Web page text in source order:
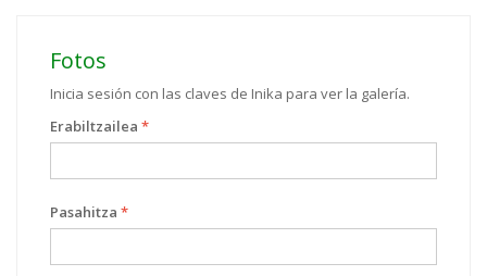
Fotos
Inicia sesión con las claves de Inika para ver la galería.
Erabiltzailea *
Pasahitza *